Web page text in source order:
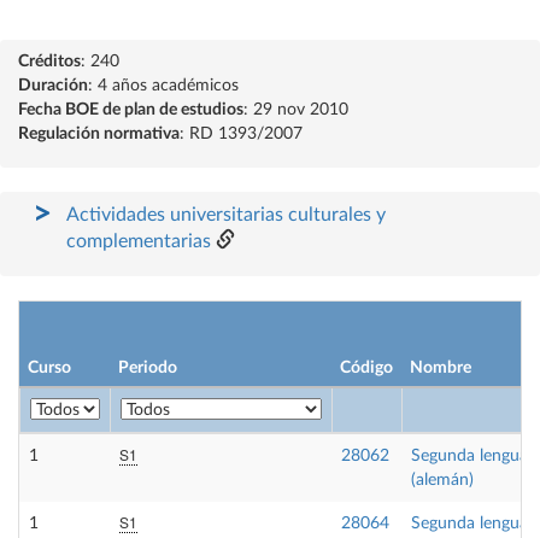
Créditos: 240
Duración: 4 años académicos
Fecha BOE de plan de estudios: 29 nov 2010
Regulación normativa: RD 1393/2007
Actividades universitarias culturales y
complementarias
Curso Periodo Código Nombre
1 S1 28062
Segunda lengua I
(alemán)
1 S1 28064
Segunda lengua I